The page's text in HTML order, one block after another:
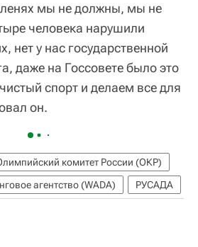
мы не должны, мы не
человека нарушили
нет у нас государственной
даже на Госсовете было это
спорт и делаем все для
он.
комитет России (ОКР)
агентство (WADA)
РУСАДА